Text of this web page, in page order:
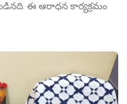
ఈ ఆరాధన కార్యక్రమం